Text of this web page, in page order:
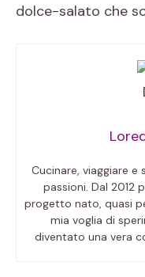
dolce-salato che
Cucinare, viaggiare e
passioni. Dal 2012
progetto nato, quasi
mia voglia di
diventato una vera